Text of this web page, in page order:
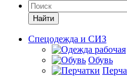
Найти
Спецодежда и СИЗ
Обувь